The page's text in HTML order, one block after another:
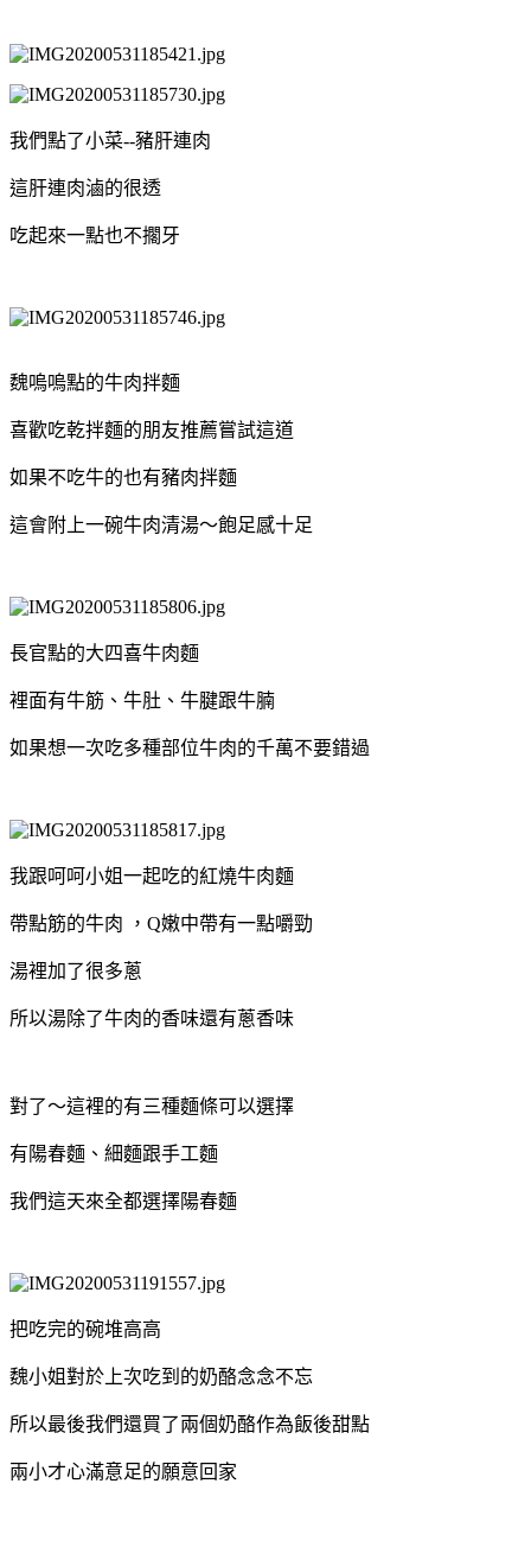
我們點了小菜--豬肝連肉
這肝連肉滷的很透
吃起來一點也不擱牙
魏嗚嗚點的牛肉拌麵
喜歡吃乾拌麵的朋友推薦嘗試這道
如果不吃牛的也有豬肉拌麵
這會附上一碗牛肉清湯～飽足感十足
長官點的大四喜牛肉麵
裡面有牛筋、牛肚、牛腱跟牛腩
如果想一次吃多種部位牛肉的千萬不要錯過
我跟呵呵小姐一起吃的紅燒牛肉麵
帶點筋的牛肉 ，Q嫩中帶有一點嚼勁
湯裡加了很多蔥
所以湯除了牛肉的香味還有蔥香味
對了～這裡的有三種麵條可以選擇
有陽春麵、細麵跟手工麵
我們這天來全都選擇陽春麵
把吃完的碗堆高高
魏小姐對於上次吃到的奶酪念念不忘
所以最後我們還買了兩個奶酪作為飯後甜點
兩小才心滿意足的願意回家